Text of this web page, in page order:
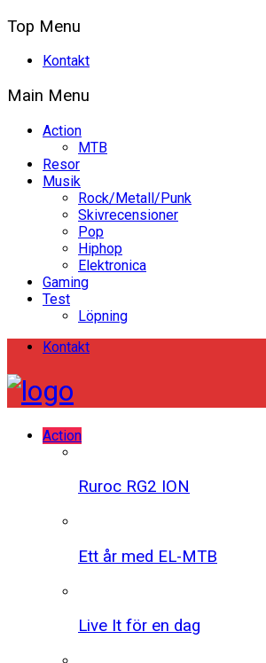
Top Menu
Kontakt
Main Menu
Action
MTB
Resor
Musik
Rock/Metall/Punk
Skivrecensioner
Pop
Hiphop
Elektronica
Gaming
Test
Löpning
Kontakt
Action
Ruroc RG2 ION
Ett år med EL-MTB
Live It för en dag